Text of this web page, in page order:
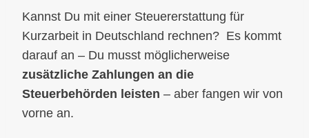
Kannst Du mit einer Steuererstattung für
Kurzarbeit in Deutschland rechnen? Es kommt
darauf an – Du musst möglicherweise
zusätzliche Zahlungen an die
Steuerbehörden leisten – aber fangen wir von
vorne an.